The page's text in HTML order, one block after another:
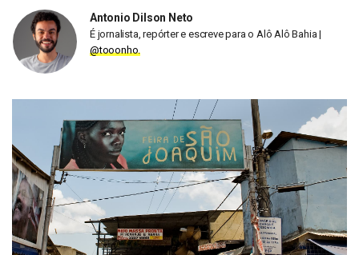
Antonio Dilson Neto
É jornalista, repórter e escreve para o Alô Alô Bahia |
@tooonho.